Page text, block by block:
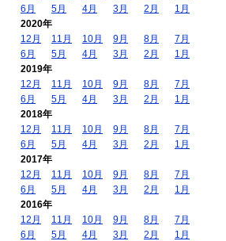
6月
5月 4月 3月 2月
1月
2020年
12月
11月 10月 9月 8月
7月
6月
5月 4月 3月 2月
1月
2019年
12月
11月 10月 9月 8月
7月
6月
5月 4月 3月 2月
1月
2018年
12月
11月 10月 9月 8月
7月
6月
5月 4月 3月 2月
1月
2017年
12月
11月 10月 9月 8月
7月
6月
5月 4月 3月 2月
1月
2016年
12月
11月 10月 9月 8月
7月
6月
5月 4月 3月 2月
1月